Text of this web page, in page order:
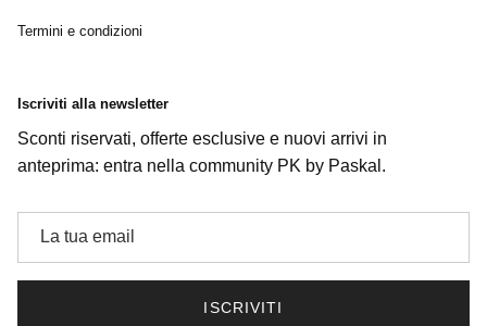
Termini e condizioni
Iscriviti alla newsletter
Sconti riservati, offerte esclusive e nuovi arrivi in
anteprima: entra nella community PK by Paskal.
ISCRIVITI